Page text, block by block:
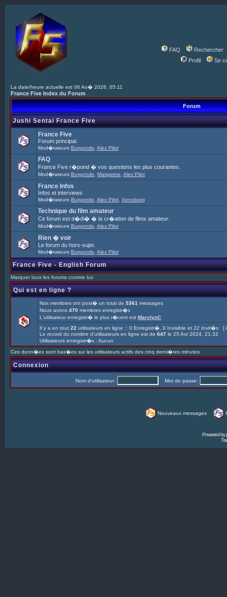
FAQ
Rechercher
Profil
Se
La date/heure actuelle est 06 Ao� 2026, 05:11
France Five Index du Forum
Forum
Jushi Sentai France Five
France Five
Forum principal.
Mod�rateurs Burgonde Alex Pilot
FAQ
France Five r�pond � vos questions les plus courantes.
Mod�rateurs Burgonde Margarine Alex Pilot
France Infos
Infos et interviews
Mod�rateurs Burgonde Alex Pilot Xenoborg
Technique du film amateur
Ce forum est d�di� � la cr�ation de films amateur.
Mod�rateurs Burgonde Alex Pilot
Rien � voir
Le forum du hors-sujet.
Mod�rateurs Burgonde Alex Pilot
France Five - English Forum
Marquer tous les forums comme lus
Qui est en ligne ?
Nos membres ont post� un total de 5361 messages
Nous avons 470 membres enregistr�s
L'utilisateur enregistr� le plus r�cent est MarylynC
Il y a en tout 22 utilisateurs en ligne :: 0 Enregistr�, 0 Invisible et 22 Invit�s [
Le record du nombre d'utilisateurs en ligne est de 647 le 25 Avr 2024, 21:32
Utilisateurs enregistr�s : Aucun
Ces donn�es sont bas�es sur les utilisateurs actifs des cinq derni�res minutes
Connexion
Nom d'utilisateur: Mot de passe:
Nouveaux messages
Powered by